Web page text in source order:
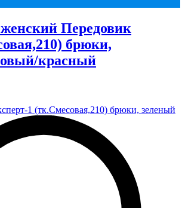
Передовик
брюки,
красный